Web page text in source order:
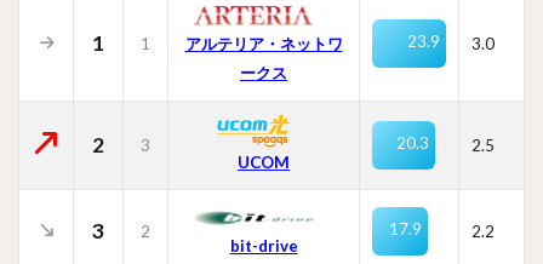
1 1
アルテリア・ネットワ
ークス
23.9 3.0
2
3
UCOM
20.3 2.5
3 2
bit-drive
17.9 2.2